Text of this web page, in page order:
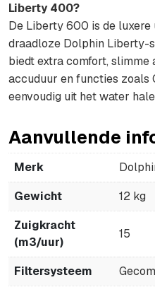
Liberty 400?
De Liberty 600 is de luxere
draadloze Dolphin Liberty-
biedt extra comfort, slimme
accuduur en functies zoals
eenvoudig uit het water
Aanvullende
Merk
Gewicht
12 kg
Zuigkracht
(m3/uur)
15
Filtersysteem